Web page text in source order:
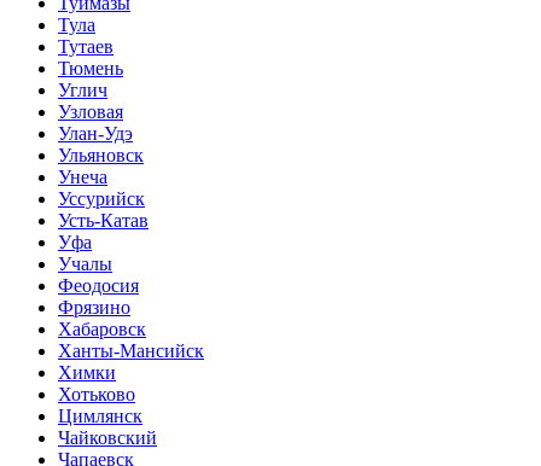
Тула
Тутаев
Тюмень
Углич
Узловая
Улан-Удэ
Ульяновск
Унеча
Уссурийск
Усть-Катав
Уфа
Учалы
Феодосия
Фрязино
Хабаровск
Ханты-Мансийск
Химки
Хотьково
Цимлянск
Чайковский
Чапаевск